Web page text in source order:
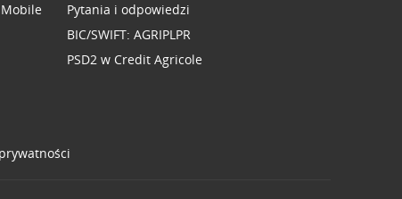
Pytania i odpowiedzi
BIC/SWIFT: AGRIPLPR
PSD2 w Credit Agricole